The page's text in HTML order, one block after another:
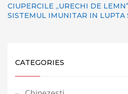
CIUPERCILE „URECHI DE
SISTEMUL IMUNITAR IN LUPTA
CATEGORIES